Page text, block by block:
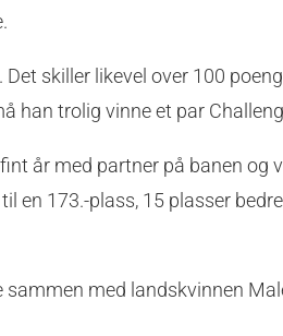
skiller likevel over 100
han trolig vinne et par
år med partner på banen og
en 173.-plass, 15 plasser
med landskvinnen